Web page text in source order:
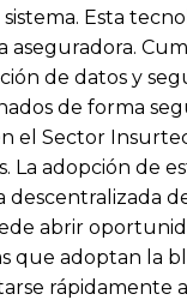
Esta
aseguradora.
de datos y
de forma
el Sector
La adopción de
descentralizada
abrir
que adoptan la
rápidamente